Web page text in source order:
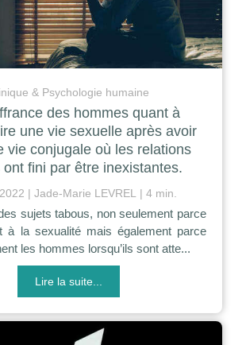
& Psychologie humaine
des hommes quant à
une vie sexuelle après avoir
vie conjugale où les relations
ont fini par être inexistantes.
Jade-Marie LEVREL 4 min.
sujets tabous, non seulement parce
à la sexualité mais également parce
les hommes lorsqu’ils sont atte...
Lire la suite...